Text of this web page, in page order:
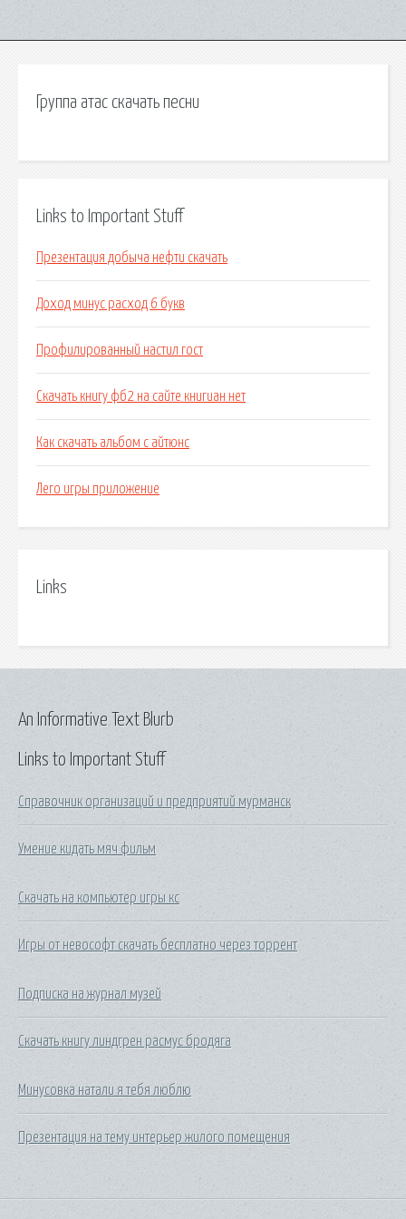
Группа атас скачать песни
Links to Important Stuff
Презентация добыча нефти скачать
Доход минус расход 6 букв
Профилированный настил гост
Скачать книгу фб2 на сайте книгиан нет
Как скачать альбом с айтюнс
Лего игры приложение
Links
Links to Important Stuff
Справочник организаций и предприятий мурманск
Умение кидать мяч фильм
Скачать на компьютер игры кс
Игры от невософт скачать бесплатно через торрент
Подписка на журнал музей
Скачать книгу линдгрен расмус бродяга
Минусовка натали я тебя люблю
Презентация на тему интерьер жилого помещения
An Informative Text Blurb